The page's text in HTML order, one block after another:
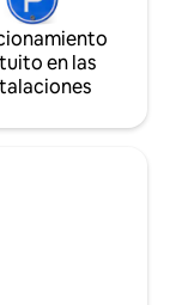
en las